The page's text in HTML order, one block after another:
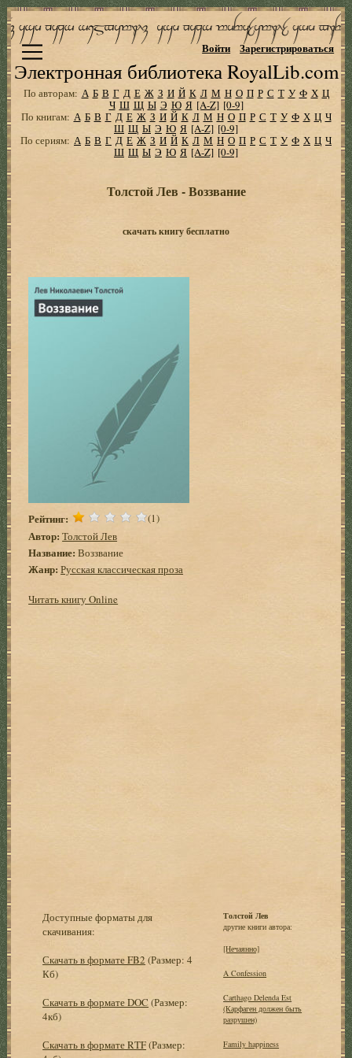
Электронная библиотека RoyalLib.com
Войти Зарегистрироваться
По авторам: А Б В Г Д Е Ж З И Й К Л М Н О П Р С Т У Ф Х Ц
Ч Ш Щ Ы Э Ю Я [A-Z] [0-9]
По книгам: А Б В Г Д Е Ж З И Й К Л М Н О П Р С Т У Ф Х Ц Ч
Ш Щ Ы Э Ю Я [A-Z] [0-9]
По сериям: А Б В Г Д Е Ж З И Й К Л М Н О П Р С Т У Ф Х Ц Ч
Ш Щ Ы Э Ю Я [A-Z] [0-9]
Толстой Лев - Воззвание
скачать книгу бесплатно
Рейтинг: (1)
Автор: Толстой Лев
Название: Воззвание
Жанр: Русская классическая проза
Читать книгу Online
Доступные форматы для
скачивания:
Скачать в формате FB2 (Размер: 4
Кб)
Скачать в формате DOC (Размер:
4кб)
Скачать в формате RTF(Размер:
Толстой Лев
другие книги автора:
[Нечаянно]
A Confession
Carthago Delenda Est
(Карфаген должен быть
разрушен)
Family happiness